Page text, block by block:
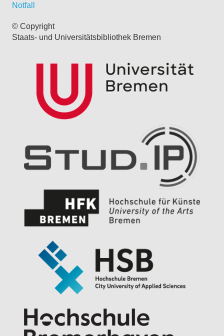
Notfall
© Copyright
Staats- und Universitätsbibliothek Bremen